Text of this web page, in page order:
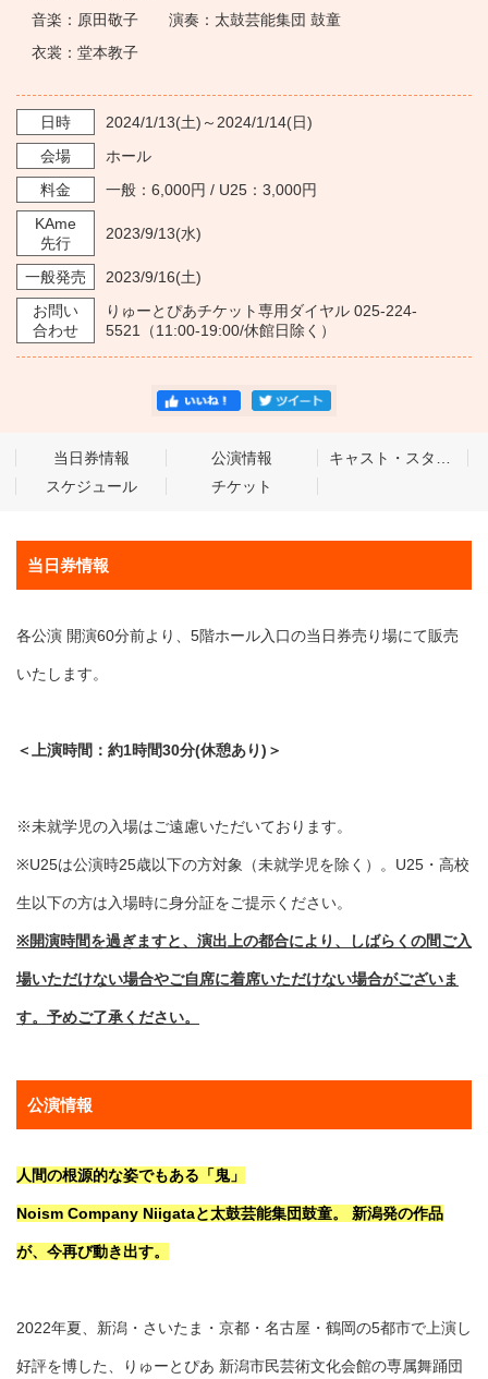
音楽：原田敬子 演奏：太鼓芸能集団 鼓童
衣裳：堂本教子
日時 2024/1/13(土)～ 2024/1/14(日)
会場
ホール
料金
一般：6,000円 / U25：3,000円
KAme
先行
2023/9/13(水)
一般発売 2023/9/16(土)
お問い
合わせ
りゅーとぴあチケット専用ダイヤル 025-224-
5521（11:00-19:00/休館日除く）
当日券情報 公演情報
キャスト・スタッフ
スケジュール
チケット
当日券情報
各公演 開演60分前より、5階ホール入口の当日券売り場にて販売
いたします。
＜上演時間：約1時間30分(休憩あり)＞
※未就学児の入場はご遠慮いただいております。
※U25は公演時25歳以下の方対象（未就学児を除く）。U25・高校
生以下の方は入場時に身分証をご提示ください。
※開演時間を過ぎますと、演出上の都合により、しばらくの間ご入
場いただけない場合やご自席に着席いただけない場合がございま
す。予めご了承ください。
公演情報
人間の根源的な姿でもある「鬼」
Noism Company Niigataと太鼓芸能集団鼓童。 新潟発の作品
が、今再び動き出す。
2022年夏、新潟・さいたま・京都・名古屋・鶴岡の5都市で上演し
好評を博した、りゅーとぴあ 新潟市民芸術文化会館の専属舞踊団